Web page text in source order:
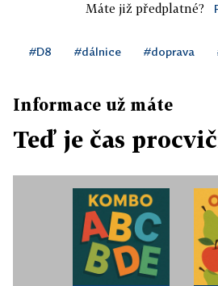
Máte již předplatné?
#D8 #dálnice #doprava
Informace už máte
Teď je čas